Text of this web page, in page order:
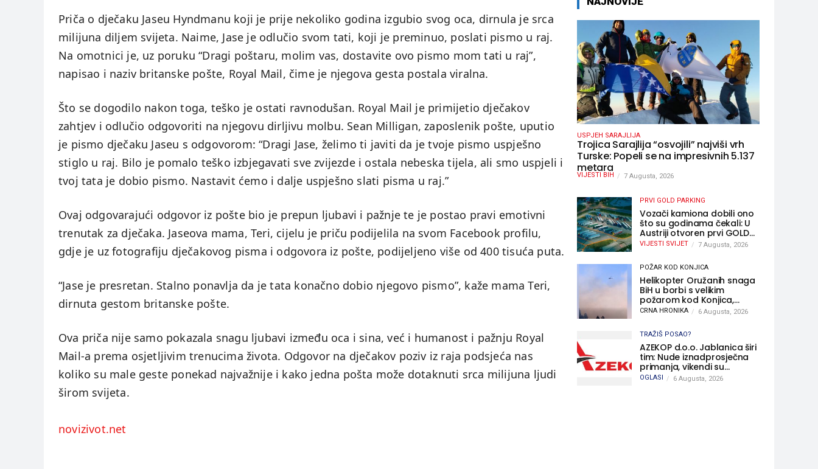
Priča o dječaku Jaseu Hyndmanu koji je prije nekoliko godina izgubio svog oca, dirnula je srca
milijuna diljem svijeta. Naime, Jase je odlučio svom tati, koji je preminuo, poslati pismo u raj.
Na omotnici je, uz poruku “Dragi poštaru, molim vas, dostavite ovo pismo mom tati u raj”,
napisao i naziv britanske pošte, Royal Mail, čime je njegova gesta postala viralna.
Što se dogodilo nakon toga, teško je ostati ravnodušan. Royal Mail je primijetio dječakov
zahtjev i odlučio odgovoriti na njegovu dirljivu molbu. Sean Milligan, zaposlenik pošte, uputio
je pismo dječaku Jaseu s odgovorom: “Dragi Jase, želimo ti javiti da je tvoje pismo uspješno
stiglo u raj. Bilo je pomalo teško izbjegavati sve zvijezde i ostala nebeska tijela, ali smo uspjeli i
tvoj tata je dobio pismo. Nastavit ćemo i dalje uspješno slati pisma u raj.”
Ovaj odgovarajući odgovor iz pošte bio je prepun ljubavi i pažnje te je postao pravi emotivni
trenutak za dječaka. Jaseova mama, Teri, cijelu je priču podijelila na svom Facebook profilu,
gdje je uz fotografiju dječakovog pisma i odgovora iz pošte, podijeljeno više od 400 tisuća puta.
“Jase je presretan. Stalno ponavlja da je tata konačno dobio njegovo pismo”, kaže mama Teri,
dirnuta gestom britanske pošte.
Ova priča nije samo pokazala snagu ljubavi između oca i sina, već i humanost i pažnju Royal
Mail-a prema osjetljivim trenucima života. Odgovor na dječakov poziv iz raja podsjeća nas
koliko su male geste ponekad najvažnije i kako jedna pošta može dotaknuti srca milijuna ljudi
širom svijeta.
novizivot.net
USPJEH SARAJLIJA
Trojica Sarajlija “osvojili” najviši vrh
Turske: Popeli se na impresivnih 5.137
metara
VIJESTI BIH 7 Augusta, 2026
PRVI GOLD PARKING
Vozači kamiona dobili ono
što su godinama čekali: U
Austriji otvoren prvi GOLD
sigurni parking
VIJESTI SVIJET 7 Augusta, 2026
POŽAR KOD KONJICA
Helikopter Oružanih snaga
BiH u borbi s velikim
požarom kod Konjica,
sudjelovao i Air Tractor
CRNA HRONIKA 6 Augusta, 2026
TRAŽIŠ POSAO?
AZEKOP d.o.o. Jablanica širi
tim: Nude iznadprosječna
primanja, vikendi su
slobodni, traži se više
OGLASI 6 Augusta, 2026